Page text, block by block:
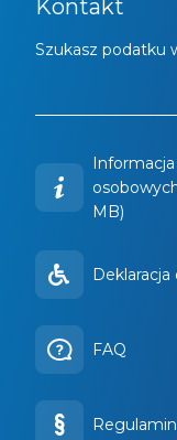
Kontakt
Szukasz podatku
MB)
FAQ